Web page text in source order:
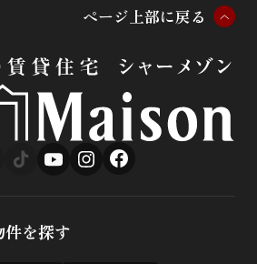
ページ 上部に戻る
件を探す